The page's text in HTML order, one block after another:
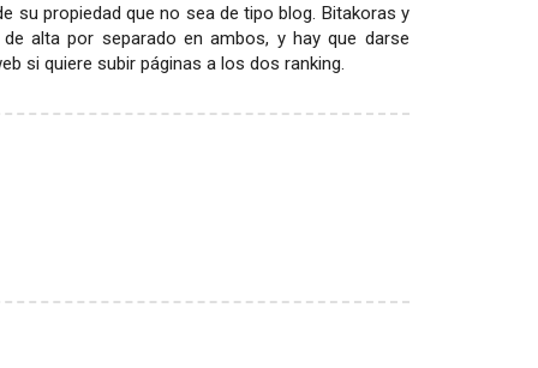
su propiedad que no sea de tipo blog. Bitakoras y
alta por separado en ambos, y hay que darse
si quiere subir páginas a los dos ranking.